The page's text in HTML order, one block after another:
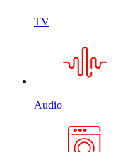
TV
Audio